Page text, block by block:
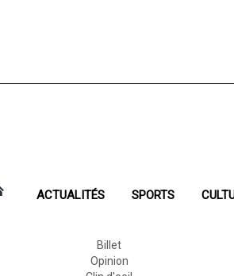
ACTUALITÉS SPORTS
Billet
Opinion